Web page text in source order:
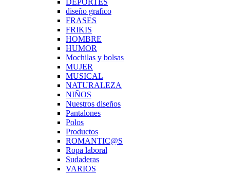
DEPORTES
diseño grafico
FRASES
FRIKIS
HOMBRE
HUMOR
Mochilas y bolsas
MUJER
MUSICAL
NATURALEZA
NIÑOS
Nuestros diseños
Pantalones
Polos
Productos
ROMANTIC@S
Ropa laboral
Sudaderas
VARIOS